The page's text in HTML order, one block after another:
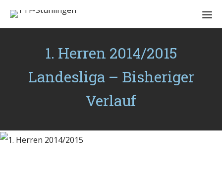
1. Herren 2014/2015
Landesliga – Bisheriger
Verlauf